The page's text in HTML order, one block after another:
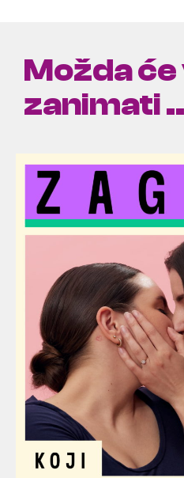
Možda
zanimati